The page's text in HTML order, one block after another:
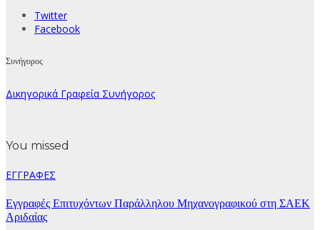
Twitter
Facebook
Συνήγορος
Δικηγορικά Γραφεία Συνήγορος
You missed
ΕΓΓΡΑΦΕΣ
Εγγραφές Επιτυχόντων Παράλληλου Μηχανογραφικού στη ΣΑΕΚ
Αριδαίας